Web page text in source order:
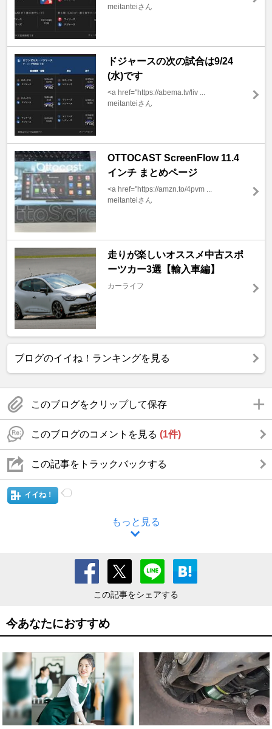
meitanteiさん
ドジャースの次の試合は9/24
(水)です
<a href="https://abema.tv/liv ...
meitanteiさん
OTTOCAST ScreenFlow 11.4
インチ まとめページ
<a href="https://amzn.to/4pvm ...
meitanteiさん
走りが楽しいオススメ中古スポ
ーツカー3選【輸入車編】
カーライフ
ブログのイイね！ランキングを見る
このブログをクリップして保存
このブログのコメントを見る (1件)
この記事をトラックバックする
イイね！
もっと見る
この記事をシェアする
今あなたにおすすめ